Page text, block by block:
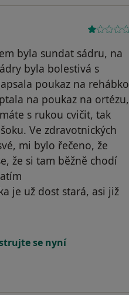
byla sundat sádru, na
byla bolestivá s
poukaz na rehábko
na poukaz na ortézu,
s rukou cvičit, tak
Ve zdravotnických
mi bylo řečeno, že
že si tam běžně chodí
je už dost stará, asi již
se nyní